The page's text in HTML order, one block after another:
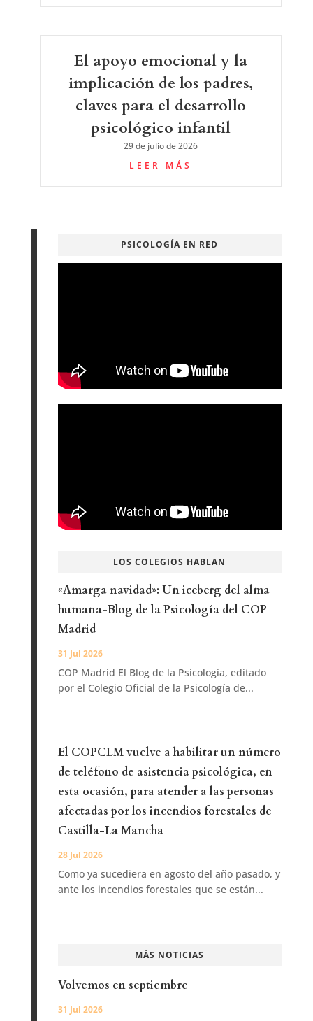
El apoyo emocional y la
implicación de los padres,
claves para el desarrollo
psicológico infantil
29 de julio de 2026
LEER MÁS
PSICOLOGÍA EN RED
LOS COLEGIOS HABLAN
«Amarga navidad»: Un iceberg del alma
humana-Blog de la Psicología del COP
Madrid
31 Jul 2026
COP Madrid El Blog de la Psicología, editado
por el Colegio Oficial de la Psicología de...
El COPCLM vuelve a habilitar un número
de teléfono de asistencia psicológica, en
esta ocasión, para atender a las personas
afectadas por los incendios forestales de
Castilla-La Mancha
28 Jul 2026
Como ya sucediera en agosto del año pasado, y
ante los incendios forestales que se están...
MÁS NOTICIAS
Volvemos en septiembre
31 Jul 2026